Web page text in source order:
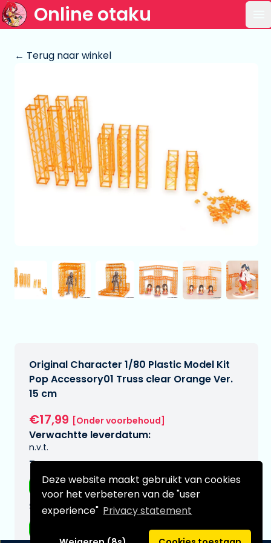
Deze website maakt gebruikt van cookies
voor het verbeteren van de "user
experience" Privacy statement
Online otaku
← Terug naar winkel
Original Character 1/80 Plastic Model Kit
Pop Accessory01 Truss clear Orange Ver.
15 cm
€17,99 [Onder voorbehoud]
Verwachtte leverdatum:
n.v.t.
Type:
Anime figuren
Serie: